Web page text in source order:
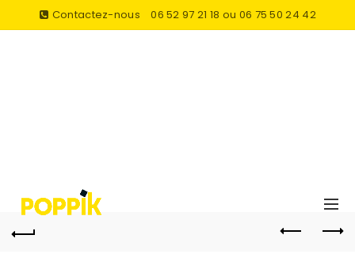
Contactez-nous 06 52 97 21 18 ou 06 75 50 24 42